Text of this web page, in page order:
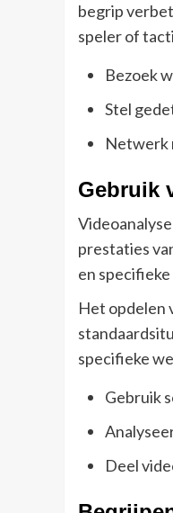
begrip
speler of
Bezoek
Stel
Netwerk
Gebruik
prestaties
en
Het opdelen
specifieke
Gebruik
Deel